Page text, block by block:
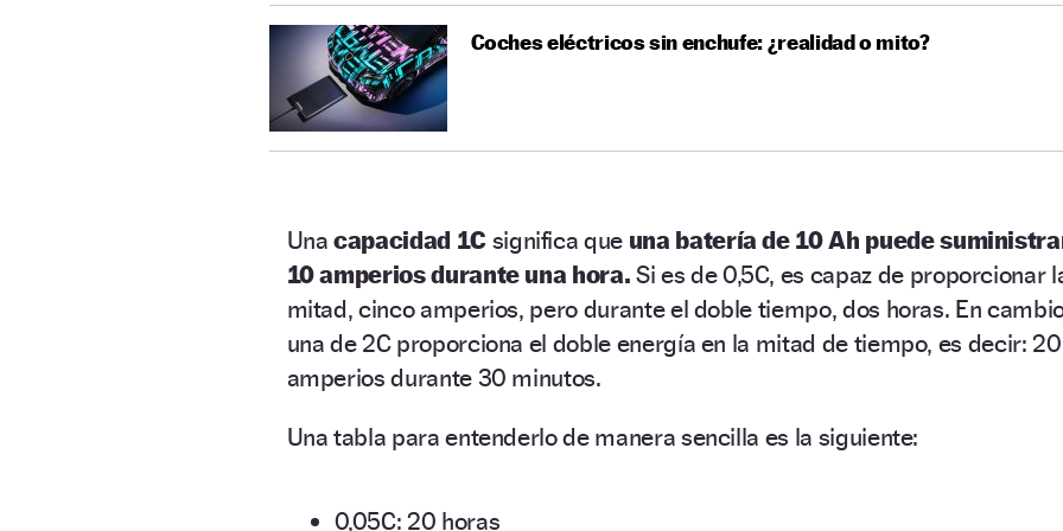
Coches eléctricos sin enchufe: ¿realidad o mito?
Unacapacidad 1Csignifica que una batería de 10 Ah puede
10 amperios durante una hora. Si es de 0,5C, es capaz de proporcionar
mitad, cinco amperios, pero durante el doble tiempo, dos horas. En
una de 2C proporciona el doble energía en la mitad de tiempo, es decir: 20
amperios durante 30 minutos.
Una tabla para entenderlo de manera sencilla es la siguiente:
0,05C: 20 horas